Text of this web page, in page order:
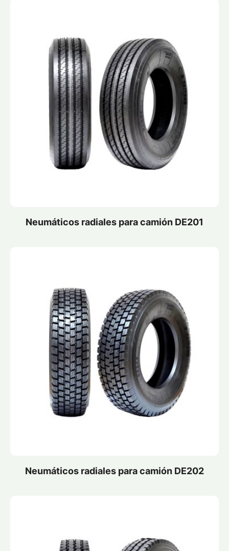
Neumáticos radiales para camión DE201
Neumáticos radiales para camión DE202